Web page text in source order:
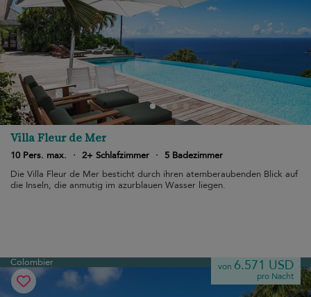
Villa Fleur de Mer
10 Pers. max. · 2+ Schlafzimmer ·
5 Badezimmer
Die Villa Fleur de Mer besticht durch ihren atemberaubenden Blick auf
die Inseln, die anmutig im azurblauen Wasser liegen.
Colombier von 6.571 USD
pro Nacht